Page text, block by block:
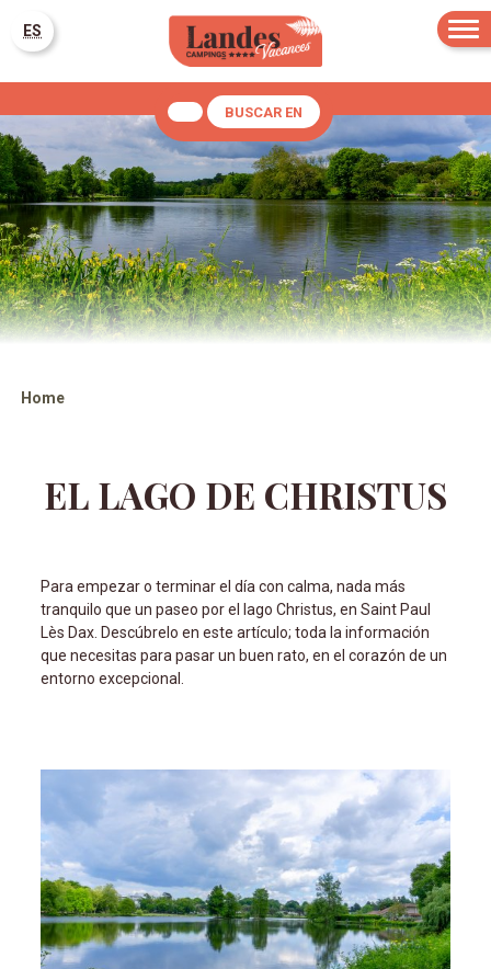
ES
BUSCAR EN
Home
EL LAGO DE CHRISTUS
Para empezar o terminar el día con calma, nada más
tranquilo que un paseo por el lago Christus, en Saint Paul
Lès Dax. Descúbrelo en este artículo; toda la información
que necesitas para pasar un buen rato, en el corazón de un
entorno excepcional.